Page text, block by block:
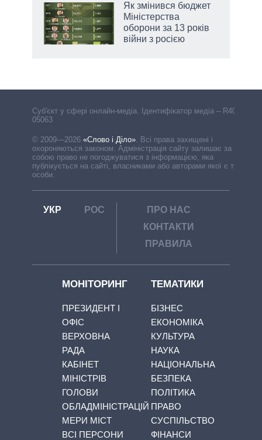
Як змінився бюджет
Міністерства
оборони за 13 років
війни з росією
Cуб'єкт у сфері онлайн-медіа. Ідентифікатор медіа – R40-
05063
© 2009—2026 «Слово і Діло». Всі права захищені і
охороняються законом. Адміністрація сайту залишає за
собою право не погоджуватися з інформацією, яка
публікується на сайті, власниками або авторами якої є треті
особи.
УКР РОС
ПРО НАС
КОНТАКТИ
ПРАВИЛА
МОНІТОРИНГ
ПРЕЗИДЕНТ І
ОФІС
ВЕРХОВНА
РАДА
КАБІНЕТ
МІНІСТРІВ
ГОЛОВИ
ОБЛАДМІНІСТРАЦІЙ
МЕРИ МІСТ
ВСІ ПЕРСОНИ
ТЕМАТИКИ
БІЗНЕС
ЕКОНОМІКА
КУЛЬТУРА
НАУКА
НАЦІОНАЛЬНА
БЕЗПЕКА
ПОЛІТИКА
ПРАВО
СУСПІЛЬСТВО
ФІНАНСИ